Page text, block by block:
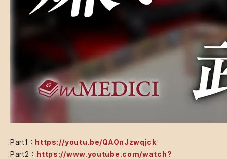
​Part1： https://youtu.be/QAOnJzwqjck
Part2： https://www.youtube.com/watch?